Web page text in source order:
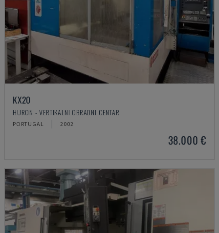
KX20
HURON - VERTIKALNI OBRADNI CENTAR
PORTUGAL 2002
38.000 €